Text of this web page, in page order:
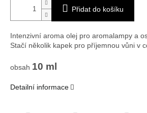
Přidat do košíku
Intenzivní aroma olej pro aromalampy a
Stačí několik kapek pro příjemnou vůni v
obsah 10 ml
Detailní informace